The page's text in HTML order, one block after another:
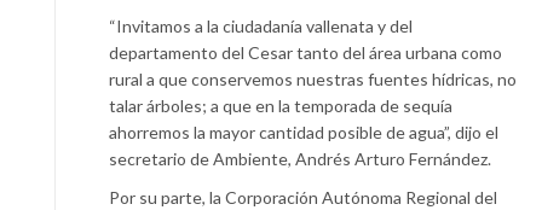
“Invitamos a la ciudadanía vallenata y del
departamento del Cesar tanto del área urbana como
rural a que conservemos nuestras fuentes hídricas, no
talar árboles; a que en la temporada de sequía
ahorremos la mayor cantidad posible de agua”, dijo el
secretario de Ambiente, Andrés Arturo Fernández.
Por su parte, la Corporación Autónoma Regional del